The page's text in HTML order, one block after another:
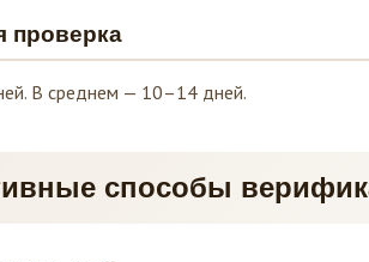
проверка
В среднем — 10–14 дней.
способы